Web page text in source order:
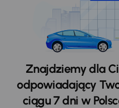
Znajdziemy dla
odpowiadający
ciągu 7 dni w